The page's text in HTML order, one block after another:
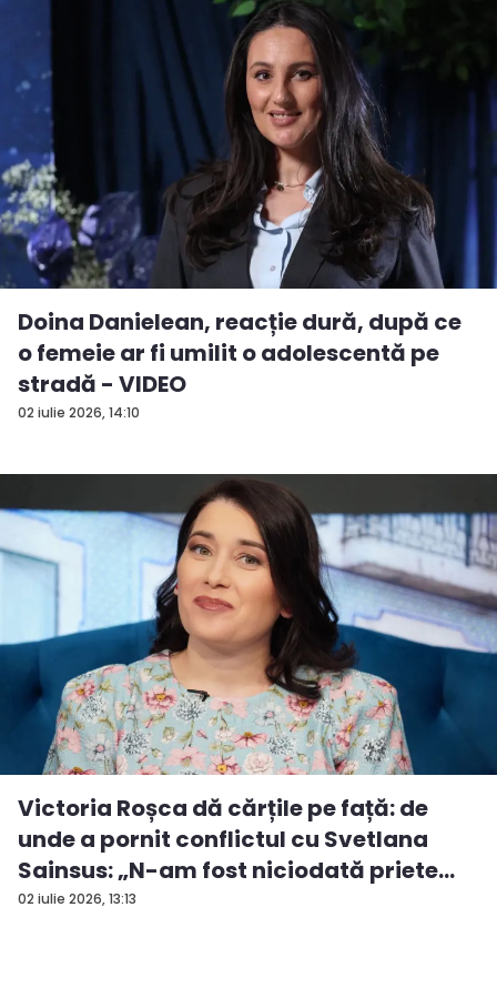
02 iulie 2026, 14:10
Doina Danielean, reacție dură, după ce
o femeie ar fi umilit o adolescentă pe
stradă - VIDEO
02 iulie 2026, 13:13
Victoria Roșca dă cărțile pe față: de
unde a pornit conflictul cu Svetlana
Sainsus: „N-am fost niciodată priete...